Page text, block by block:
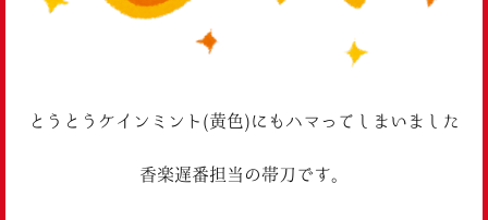
とうとうケインミント(黄色)にもハマってしまいました
香楽遅番担当の帯刀です。